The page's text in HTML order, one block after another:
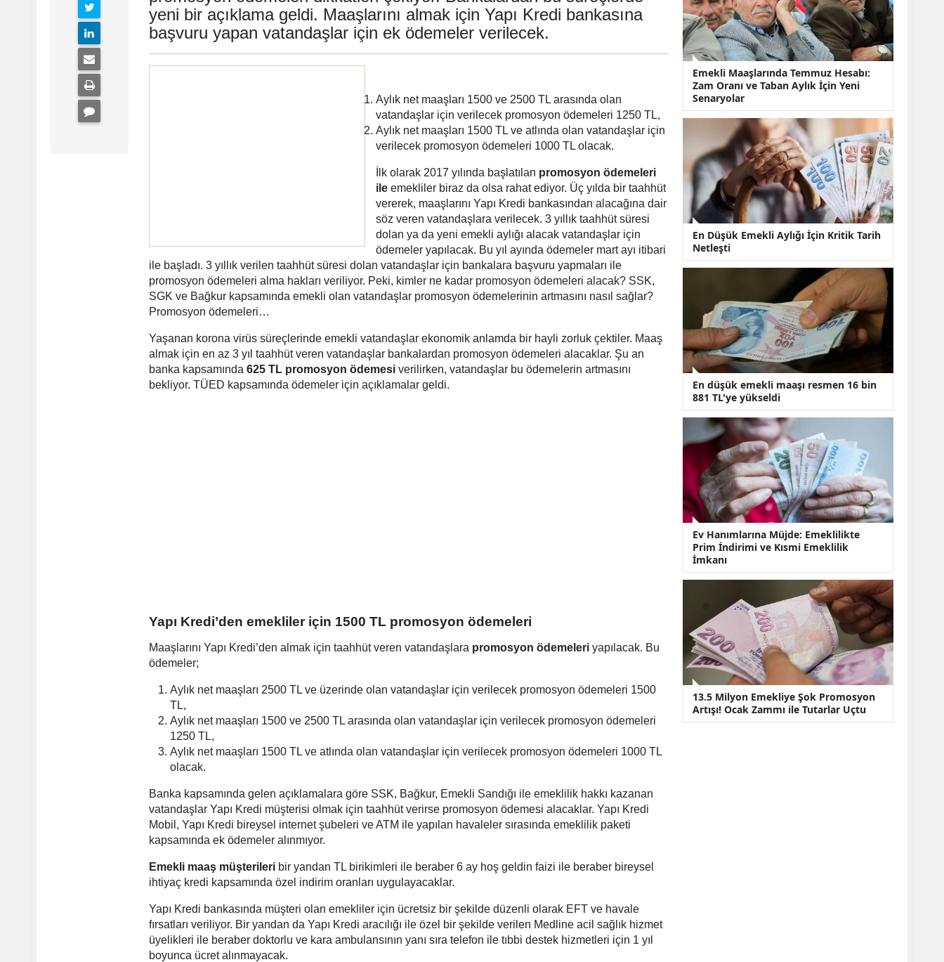
yeni bir açıklama geldi. Maaşlarını almak için Yapı Kredi bankasına
başvuru yapan vatandaşlar için ek ödemeler verilecek.
Aylık net maaşları 1500 ve 2500 TL arasında olan
vatandaşlar için verilecek promosyon ödemeleri 1250 TL,
Aylık net maaşları 1500 TL ve atlında olan vatandaşlar için
verilecek promosyon ödemeleri 1000 TL olacak.
İlk olarak 2017 yılında başlatılan promosyon ödemeleri
ile emekliler biraz da olsa rahat ediyor. Üç yılda bir taahhüt
vererek, maaşlarını Yapı Kredi bankasından alacağına dair
söz veren vatandaşlara verilecek. 3 yıllık taahhüt süresi
dolan ya da yeni emekli aylığı alacak vatandaşlar için
ödemeler yapılacak. Bu yıl ayında ödemeler mart ayı itibari
ile başladı. 3 yıllık verilen taahhüt süresi dolan vatandaşlar için bankalara başvuru yapmaları ile
promosyon ödemeleri alma hakları veriliyor. Peki, kimler ne kadar promosyon ödemeleri alacak? SSK,
SGK ve Bağkur kapsamında emekli olan vatandaşlar promosyon ödemelerinin artmasını nasıl sağlar?
Promosyon ödemeleri…
Yaşanan korona virüs süreçlerinde emekli vatandaşlar ekonomik anlamda bir hayli zorluk çektiler. Maaş
almak için en az 3 yıl taahhüt veren vatandaşlar bankalardan promosyon ödemeleri alacaklar. Şu an
banka kapsamında 625 TL promosyon ödemesi verilirken, vatandaşlar bu ödemelerin artmasını
bekliyor. TÜED kapsamında ödemeler için açıklamalar geldi.
Yapı Kredi’den emekliler için 1500 TL promosyon ödemeleri
Maaşlarını Yapı Kredi’den almak için taahhüt veren vatandaşlara promosyon ödemeleri yapılacak. Bu
ödemeler;
Aylık net maaşları 2500 TL ve üzerinde olan vatandaşlar için verilecek promosyon ödemeleri 1500
TL,
Aylık net maaşları 1500 ve 2500 TL arasında olan vatandaşlar için verilecek promosyon ödemeleri
1250 TL,
Aylık net maaşları 1500 TL ve atlında olan vatandaşlar için verilecek promosyon ödemeleri 1000 TL
olacak.
Banka kapsamında gelen açıklamalara göre SSK, Bağkur, Emekli Sandığı ile emeklilik hakkı kazanan
vatandaşlar Yapı Kredi müşterisi olmak için taahhüt verirse promosyon ödemesi alacaklar. Yapı Kredi
Mobil, Yapı Kredi bireysel internet şubeleri ve ATM ile yapılan havaleler sırasında emeklilik paketi
kapsamında ek ödemeler alınmıyor.
Emekli maaş müşterileri bir yandan TL birikimleri ile beraber 6 ay hoş geldin faizi ile beraber bireysel
ihtiyaç kredi kapsamında özel indirim oranları uygulayacaklar.
Yapı Kredi bankasında müşteri olan emekliler için ücretsiz bir şekilde düzenli olarak EFT ve havale
fırsatları veriliyor. Bir yandan da Yapı Kredi aracılığı ile özel bir şekilde verilen Medline acil sağlık hizmet
üyelikleri ile beraber doktorlu ve kara ambulansının yanı sıra telefon ile tıbbi destek hizmetleri için 1 yıl
boyunca ücret alınmayacak.
Sonrası Altın Rekora
Koştu, Petrol
Fiyatları Sert Düştü
Temmuz 2026 Maaş
Zammı Netleşiyor!
Memur, Emekli ve
Yeni Oranlar
KOSGEB’den
KOBİ’lere Dev
Finansman Hamlesi:
36 Ay Vadeli 30
Milyon TL Destek
Emekli Maaşlarında
Temmuz Hesabı:
Zam Oranı ve Taban
Aylık İçin Yeni
Emekli Maaşlarında Temmuz Hesabı:
Zam Oranı ve Taban Aylık İçin Yeni
Senaryolar
En Düşük Emekli Aylığı İçin Kritik Tarih
Netleşti
En düşük emekli maaşı resmen 16 bin
881 TL'ye yükseldi
Ev Hanımlarına Müjde: Emeklilikte
Prim İndirimi ve Kısmi Emeklilik
İmkanı
13.5 Milyon Emekliye Şok Promosyon
Artışı! Ocak Zammı ile Tutarlar Uçtu